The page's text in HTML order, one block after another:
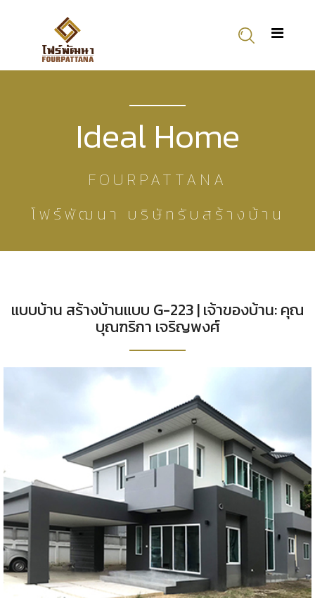
Ideal Home
FOURPATTANA
โฟร์พัฒนา บริษัทรับสร้างบ้าน
แบบบ้าน สร้างบ้านแบบ G-223 | เจ้าของบ้าน: คุณ
บุณฑริกา เจริญพงศ์